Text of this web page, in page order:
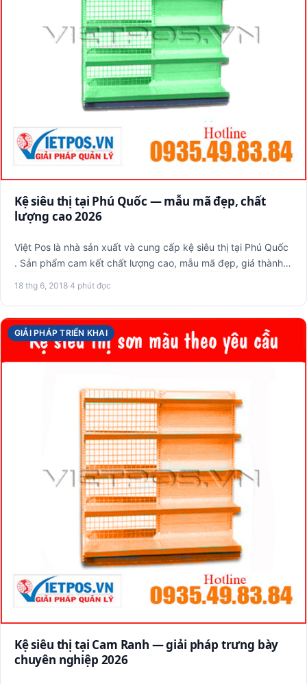
Kệ siêu thị tại Phú Quốc — mẫu mã đẹp, chất
lượng cao 2026
Việt Pos là nhà sản xuất và cung cấp kệ siêu thị tại Phú Quốc
. Sản phẩm cam kết chất lượng cao, mẫu mã đẹp, giá thành
18 thg 6, 2018·4 phút đọc
GIẢI PHÁP TRIỂN KHAI
Kệ siêu thị tại Cam Ranh — giải pháp trưng bày
chuyên nghiệp 2026